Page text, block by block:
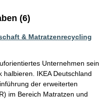
(6)
& Matratzenrecycling
Unternehmen sein
IKEA Deutschland
der erweiterten
im Bereich Matratzen und